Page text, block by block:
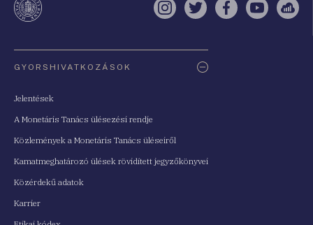
Instagram
TwitterFacebook
YouTube
GYORSHIVATKOZÁSOK
Jelentések
A Monetáris Tanács ülésezési rendje
Közlemények a Monetáris Tanács üléseiről
Kamatmeghatározó ülések rövidített jegyzőkönyvei
Közérdekű adatok
Karrier